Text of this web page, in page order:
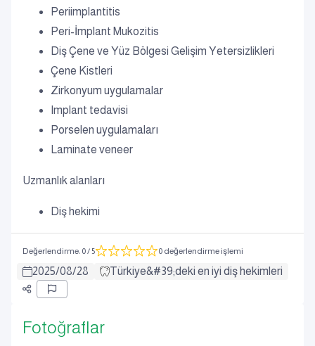
Periimplantitis
Peri-İmplant Mukozitis
Diş Çene ve Yüz Bölgesi Gelişim Yetersizlikleri
Çene Kistleri
Zirkonyum uygulamalar
Implant tedavisi
Porselen uygulamaları
Laminate veneer
Uzmanlık alanları
Diş hekimi
Değerlendirme: 0/ 5 0 değerlendirme işlemi
2025/08/28 Türkiye&#39;deki en iyi diş hekimleri
Fotoğraflar